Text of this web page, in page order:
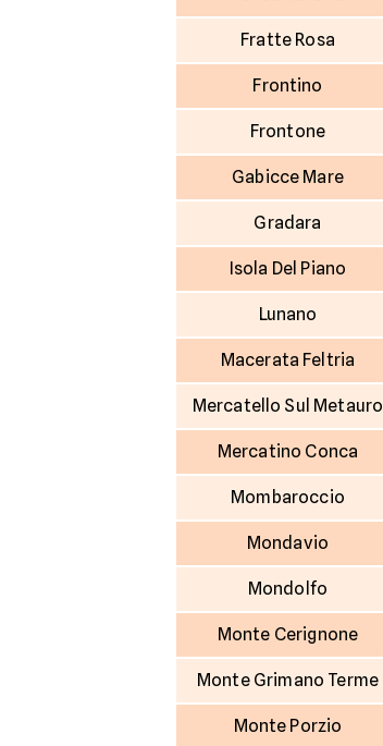
Fratte Rosa
Frontino
Frontone
Gabicce Mare
Gradara
Isola Del Piano
Lunano
Macerata Feltria
Mercatello Sul Metauro
Mercatino Conca
Mombaroccio
Mondavio
Mondolfo
Monte Cerignone
Monte Grimano Terme
Monte Porzio